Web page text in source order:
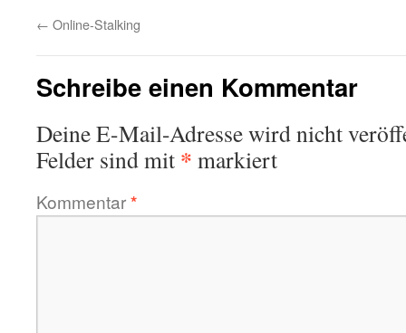
← Online-Stalking
Schreibe einen Kommentar
Deine E-Mail-Adresse wird nicht
Felder sind mit * markiert
Kommentar*